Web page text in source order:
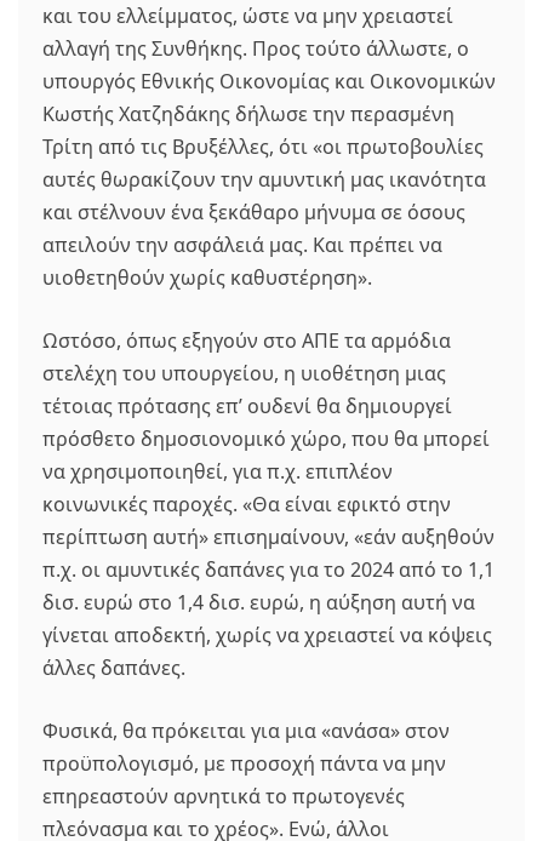
και του ελλείμματος, ώστε να μην χρειαστεί
αλλαγή της Συνθήκης. Προς τούτο άλλωστε, ο
υπουργός Εθνικής Οικονομίας και Οικονομικών
Κωστής Χατζηδάκης δήλωσε την περασμένη
Τρίτη από τις Βρυξέλλες, ότι «οι πρωτοβουλίες
αυτές θωρακίζουν την αμυντική μας ικανότητα
και στέλνουν ένα ξεκάθαρο μήνυμα σε όσους
απειλούν την ασφάλειά μας. Και πρέπει να
υιοθετηθούν χωρίς καθυστέρηση».
Ωστόσο, όπως εξηγούν στο ΑΠΕ τα αρμόδια
στελέχη του υπουργείου, η υιοθέτηση μιας
τέτοιας πρότασης επ’ ουδενί θα δημιουργεί
πρόσθετο δημοσιονομικό χώρο, που θα μπορεί
να χρησιμοποιηθεί, για π.χ. επιπλέον
κοινωνικές παροχές. «Θα είναι εφικτό στην
περίπτωση αυτή» επισημαίνουν, «εάν αυξηθούν
π.χ. οι αμυντικές δαπάνες για το 2024 από το 1,1
δισ. ευρώ στο 1,4 δισ. ευρώ, η αύξηση αυτή να
γίνεται αποδεκτή, χωρίς να χρειαστεί να κόψεις
άλλες δαπάνες.
Φυσικά, θα πρόκειται για μια «ανάσα» στον
προϋπολογισμό, με προσοχή πάντα να μην
επηρεαστούν αρνητικά το πρωτογενές
πλεόνασμα και το χρέος». Ενώ, άλλοι